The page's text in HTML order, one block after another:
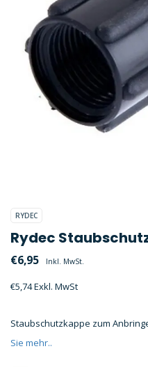
RYDEC
Rydec
€6,95 Inkl. MwSt.
€5,74 Exkl. MwSt
Staubschutzkappe zum
Sie mehr..